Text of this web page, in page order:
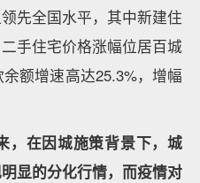
先全国水平，其中新建住
手住宅价格涨幅位居百城
额增速高达25.3%，增幅
，在因城施策背景下，城
显的分化行情，而疫情对